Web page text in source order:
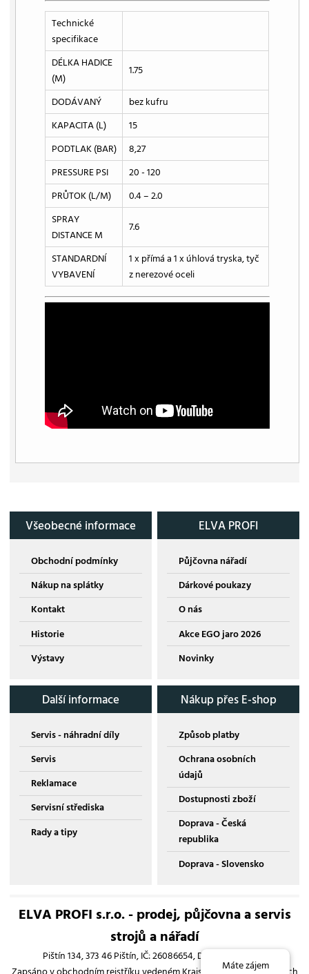
Technické
specifikace
DÉLKA HADICE
(M)
1.75
DODÁVANÝ
bez kufru
KAPACITA (L)
15
PODTLAK (BAR)
8,27
PRESSURE PSI
20 - 120
PRŮTOK (L/M)
0.4 – 2.0
SPRAY
DISTANCE M
7.6
STANDARDNÍ
VYBAVENÍ
1 x přímá a 1 x úhlová tryska, tyč
z nerezové oceli
Všeobecné informace
Obchodní podmínky
Nákup na splátky
Kontakt
Historie
Výstavy
ELVA PROFI
Půjčovna nářadí
Dárkové poukazy
O nás
Akce EGO jaro 2026
Novinky
Další informace
Servis - náhradní díly
Servis
Reklamace
Servisní střediska
Rady a tipy
Nákup přes E-shop
Způsob platby
Ochrana osobních
údajů
Dostupnosti zboží
Doprava - Česká
republika
Doprava - Slovensko
ELVA PROFI s.r.o. - prodej, půjčovna a servis
strojů a nářadí
Pištín 134, 373 46 Pištín, IČ: 26086654, DIČ: CZ26086654
Máte zájem